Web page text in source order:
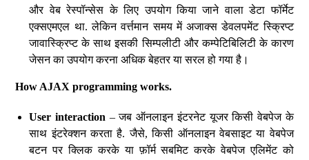
और वेब रेस्पॉन्सेस के लिए उपयोग किया जाने वाला डेटा फॉर्मेट
एक्सएमएल था. लेकिन वर्त्तमान समय में अजाक्स डेवलपमेंट स्क्रिप्ट
जावास्क्रिप्ट के साथ इसकी सिम्पलीटी और कम्पेटिबिलिटी के कारण
जेसन का उपयोग करना अधिक बेहतर या सरल हो गया है।
How AJAX programming works.
User interaction – जब ऑनलाइन इंटरनेट यूजर किसी वेबपेज के
साथ इंटरेक्शन करता है. जैसे, किसी ऑनलाइन वेबसाइट या वेबपेज
बटन पर क्लिक करके या फ़ॉर्म सबमिट करके वेबपेज एलिमेंट को